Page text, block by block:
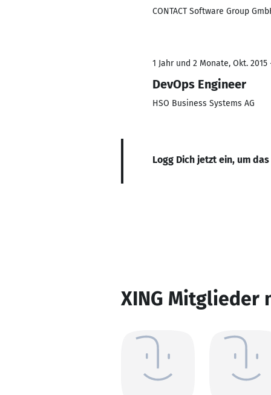
CONTACT Software Group
1 Jahr und 2 Monate, Okt. 2015
DevOps Engineer
HSO Business Systems AG
Logg Dich jetzt ein, um
XING Mitglieder